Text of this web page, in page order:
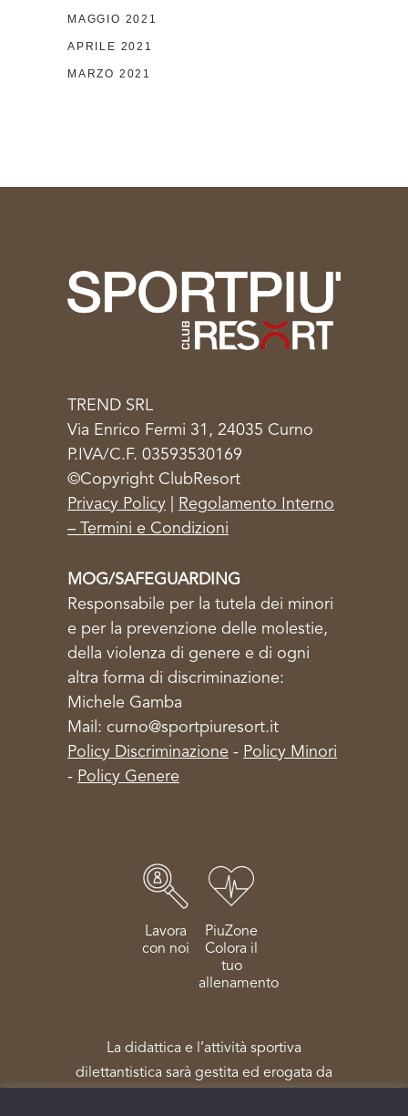
MAGGIO 2021
APRILE 2021
MARZO 2021
TREND SRL
Via Enrico Fermi 31, 24035 Curno
P.IVA/C.F. 03593530169
©Copyright ClubResort
Privacy Policy
Regolamento Interno
– Termini e Condizioni
MOG/SAFEGUARDING
Responsabile per la tutela dei minori
e per la prevenzione delle molestie,
della violenza di genere e di ogni
altra forma di discriminazione:
Michele Gamba
Mail: curno@sportpiuresort.it
Policy Discriminazione - Policy Minori
- Policy Genere
Lavora
con noi
PiuZone
Colora il
tuo
allenamento
La didattica e l’attività sportiva
dilettantistica sarà gestita ed erogata da